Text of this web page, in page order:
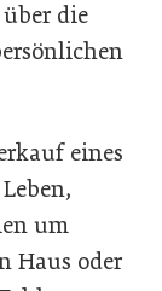
die
eines
um
Haus oder